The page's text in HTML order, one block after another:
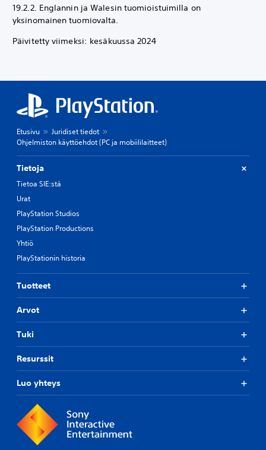
19.2.2. Englannin ja Walesin tuomioistuimilla on
yksinomainen tuomiovalta.
Päivitetty viimeksi: kesäkuussa 2024
Etusivu
Juridiset tiedot
Ohjelmiston käyttöehdot (PC ja mobiililaitteet)
Tietoja
Tietoa SIE:stä
Urat
PlayStation Studios
PlayStation Productions
Yhtiö
PlayStationin historia
Tuotteet
Arvot
Tuki
Resurssit
Luo yhteys